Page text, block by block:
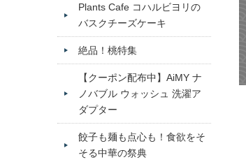
Plants Cafe コハルビヨリの
バスクチーズケーキ
絶品！桃特集
【クーポン配布中】AiMY ナ
ノバブル ウォッシュ 洗濯ア
ダプター
餃子も麺も点心も！食欲をそ
そる中華の祭典